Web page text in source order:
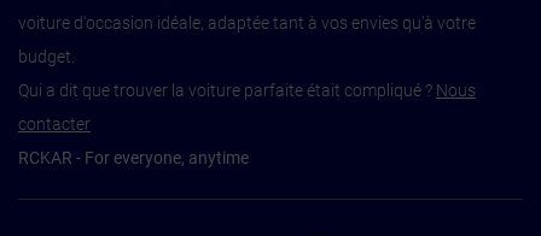
voiture d'occasion idéale, adaptée tant à vos envies qu'à votre
budget.
Qui a dit que trouver la voiture parfaite était compliqué ? Nous
contacter
RCKAR - For everyone, anytime